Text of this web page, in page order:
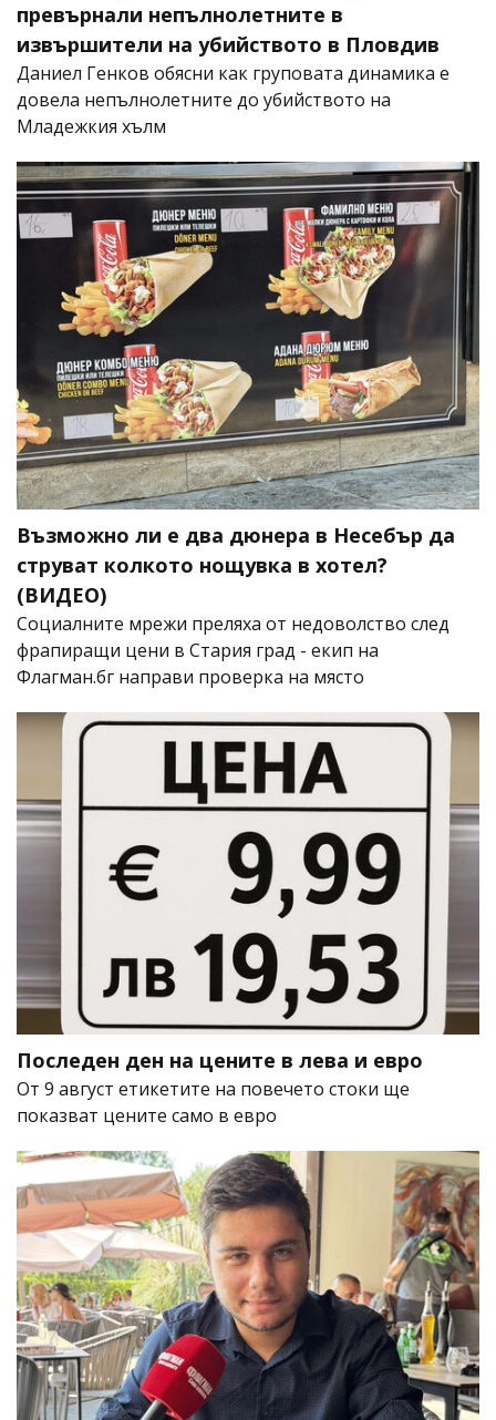
превърнали непълнолетните в
извършители на убийството в Пловдив
Даниел Генков обясни как груповата динамика е
довела непълнолетните до убийството на
Младежкия хълм
Възможно ли е два дюнера в Несебър да
струват колкото нощувка в хотел?
(ВИДЕО)
Социалните мрежи преляха от недоволство след
фрапиращи цени в Стария град - екип на
Флагман.бг направи проверка на място
Последен ден на цените в лева и евро
От 9 август етикетите на повечето стоки ще
показват цените само в евро